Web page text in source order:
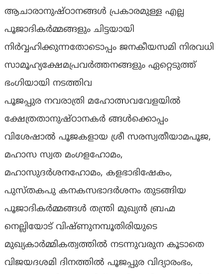
ആചാരാനുഷ്‌ഠാനങ്ങൾ പ്രകാരമുള്ള എല്ല
പൂജാദികർമ്മങ്ങളും ചിട്ടയായി
നിർവ്വഹിക്കുന്നതോടൊപ്പം ജനകീയസമി നിരവധി
സാമൂഹ്യക്ഷേമപ്രവർത്തനങ്ങളും ഏറ്റെടുത്ത്
ഭംഗിയായി നടത്തിവ
പൂജപ്പുര നവരാത്രി മഹോത്സവവേളയിൽ
ക്ഷേത്രതാനുഷ്‌ഠാനകർ ങ്ങൾക്കൊപ്പം
വിശേഷാൽ പൂജകളായ ശ്രീ സരസ്വതീയാമപൂജ,
മഹാസ സ്വത മംഗളഹോമം,
മഹാസുദർശനഹോമം, കളഭാഭിഷേകം,
പുസ്‌തകപു കനകസഭാദർശനം തുടങ്ങിയ
പൂജാദികർമ്മങ്ങൾ തന്ത്രി മുഖ്യൻ ബ്രഹ്മ
നെല്ലിയോട് വിഷ്ണുനമ്പൂതിരിയുടെ
മുഖ്യകാർമ്മികത്വത്തിൽ നടന്നുവരുന കൂടാതെ
വിജയദശമി ദിനത്തിൽ പൂജപ്പുര വിദ്യാരംഭം,